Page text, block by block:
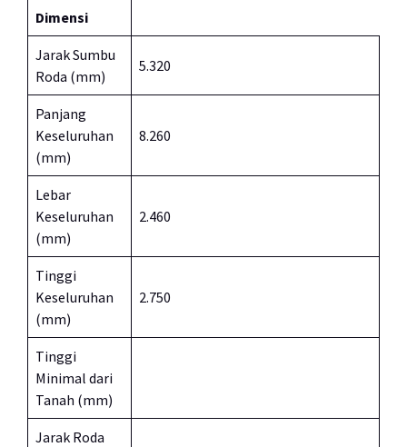
Dimensi
Jarak Sumbu
Roda (mm)
5.320
Panjang
Keseluruhan
(mm)
8.260
Lebar
Keseluruhan
(mm)
2.460
Tinggi
Keseluruhan
(mm)
2.750
Tinggi
Minimal dari
Tanah (mm)
Jarak Roda